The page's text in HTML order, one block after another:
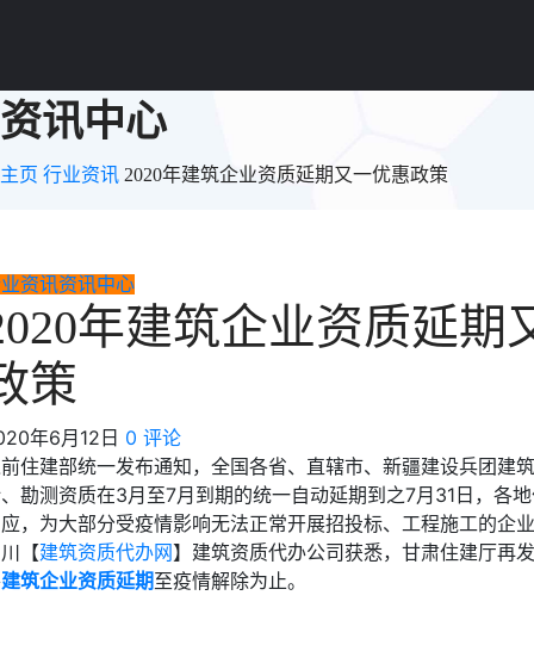
资讯中心
主页 行业资讯 2020年建筑企业资质延期又一优惠政策
资讯资讯中心
年建筑企业资质延期
策
年6月12日 0 评论
住建部统一发布通知，全国各省、直辖市、新疆建设兵团建
勘测资质在3月至7月到期的统一自动延期到之7月31日，各
，为大部分受疫情影响无法正常开展招投标、工程施工的企
【建筑资质代办网】建筑资质代办公司获悉，甘肃住建厅再
建筑企业资质延期至疫情解除为止。